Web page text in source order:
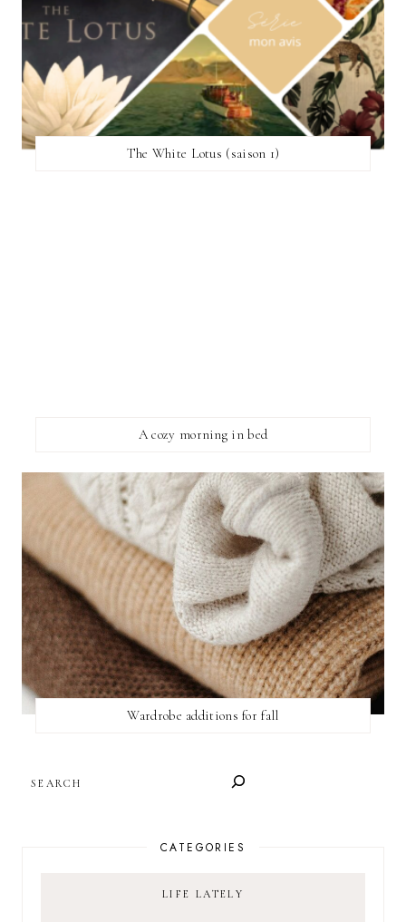
The White Lotus (saison 1)
A cozy morning in bed
Wardrobe additions for fall
CATEGORIES
LIFE LATELY